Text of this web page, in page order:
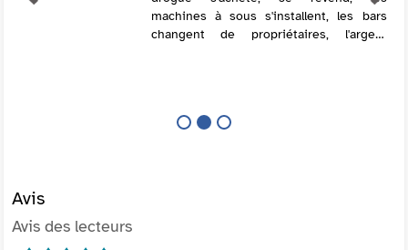
machines à sous s'installent, les bars
changent de propriétaires, l'argent
Avis
Avis des lecteurs